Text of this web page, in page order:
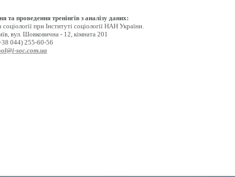
та проведення тренінгів з аналізу даних:
при Інституті соціології НАН України.
вул. Шовковична - 12, кімната 201
044) 255-60-56
soc.com.ua